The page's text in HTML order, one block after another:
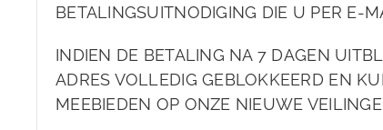
BETALINGSUITNODIGING DIE U PER E-
INDIEN DE BETALING NA 7 DAGEN
ADRES VOLLEDIG GEBLOKKEERD EN
MEEBIEDEN OP ONZE NIEUWE